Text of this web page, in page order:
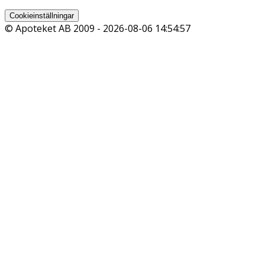
Cookieinställningar
© Apoteket AB 2009 - 2026-08-06 14:54:57